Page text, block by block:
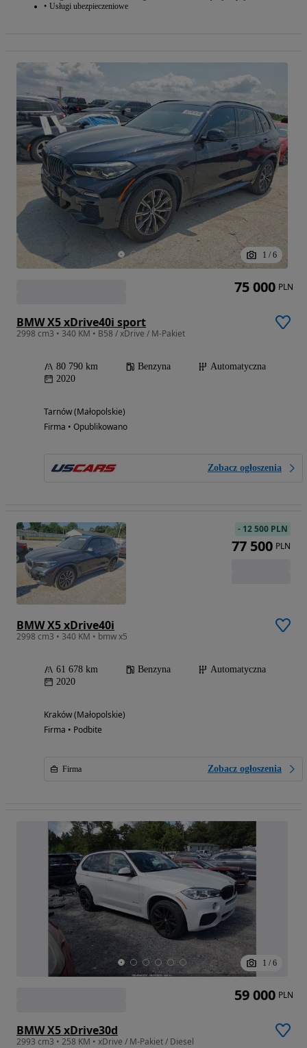
Usługi ubezpieczeniowe
1 / 6
BMW X5 xDrive40i sport
2998 cm3 • 340 KM • B58 / xDrive / M-Pakiet
80 790 km Benzyna
Automatyczna
2020
Tarnów (Małopolskie)
Firma • Opublikowano
Zobacz ogłoszenia
75 000 PLN
BMW X5 xDrive40i
2998 cm3 • 340 KM • bmw x5
61 678 km Benzyna
Automatyczna
2020
Kraków (Małopolskie)
Firma • Podbite
Firma Zobacz ogłoszenia
- 12 500 PLN
77 500 PLN
1 / 6
BMW X5 xDrive30d
2993 cm3 • 258 KM • xDrive / M-Pakiet / Diesel
59 000 PLN